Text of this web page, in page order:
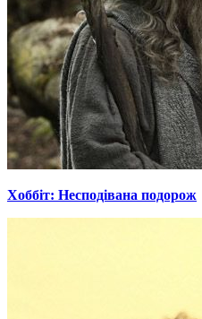
Хоббіт: Несподівана подорож